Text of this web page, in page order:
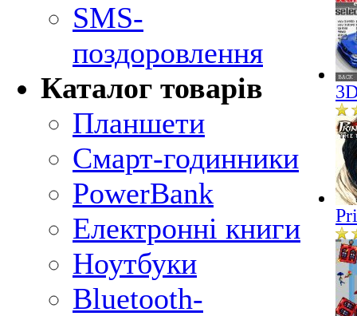
SMS-
поздоровлення
Каталог товарів
Планшети
Смарт-годинники
PowerBank
Електронні книги
Ноутбуки
Bluetooth-